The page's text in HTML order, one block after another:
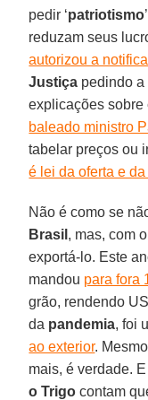
pedir ‘patriotismo
reduzam seus
autorizou a
Justiça pedindo a
explicações
baleado ministro
tabelar preços ou
é lei da oferta e
Não é como se
Brasil , mas, com
exportá-lo. Este
mandou para fora
grão, rendendo
da pandemia, foi
ao exterior.
mais, é verdade.
o Trigo contam